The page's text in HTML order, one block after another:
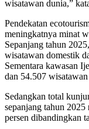
wisatawan dunia,”
Pendekatan
meningkatnya minat
Sepanjang tahun
wisatawan domestik
Sementara kawasan
dan 54.507 wisatawan
Sedangkan total
sepanjang tahun
persen dibandingkan